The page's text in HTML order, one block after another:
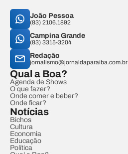
João Pessoa
(83) 2106.1892
Campina Grande
(83) 3315-3204
Redação
jornalismo@jornaldaparaiba.com.br
Qual a Boa?
Agenda de Shows
O que fazer?
Onde comer e beber?
Onde ficar?
Notícias
Bichos
Cultura
Economia
Educação
Política